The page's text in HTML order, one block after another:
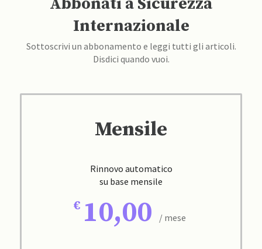
Internazionale
Sottoscrivi un abbonamento e leggi tutti gli articoli.
Disdici quando vuoi.
Mensile
Rinnovo automatico
su base mensile
10,00 / mese